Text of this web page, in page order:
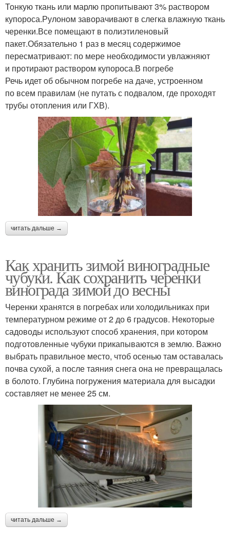
Тонкую ткань или марлю пропитывают 3% раствором
купороса.Рулоном заворачивают в слегка влажную ткань
черенки.Все помещают в полиэтиленовый
пакет.Обязательно 1 раз в месяц содержимое
пересматривают: по мере необходимости увлажняют
и протирают раствором купороса.В погребе
Речь идет об обычном погребе на даче, устроенном
по всем правилам (не путать с подвалом, где проходят
трубы отопления или ГХВ).
читать дальше →
Как хранить зимой виноградные
чубуки. Как сохранить черенки
винограда зимой до весны
Черенки хранятся в погребах или холодильниках при
температурном режиме от 2 до 6 градусов. Некоторые
садоводы используют способ хранения, при котором
подготовленные чубуки прикапываются в землю. Важно
выбрать правильное место, чтоб осенью там оставалась
почва сухой, а после таяния снега она не превращалась
в болото. Глубина погружения материала для высадки
составляет не менее 25 см.
читать дальше →